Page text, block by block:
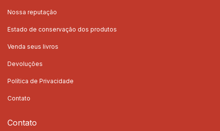
Nossa reputação
Estado de conservação dos produtos
Venda seus livros
Devoluções
Política de Privacidade
Contato
Contato